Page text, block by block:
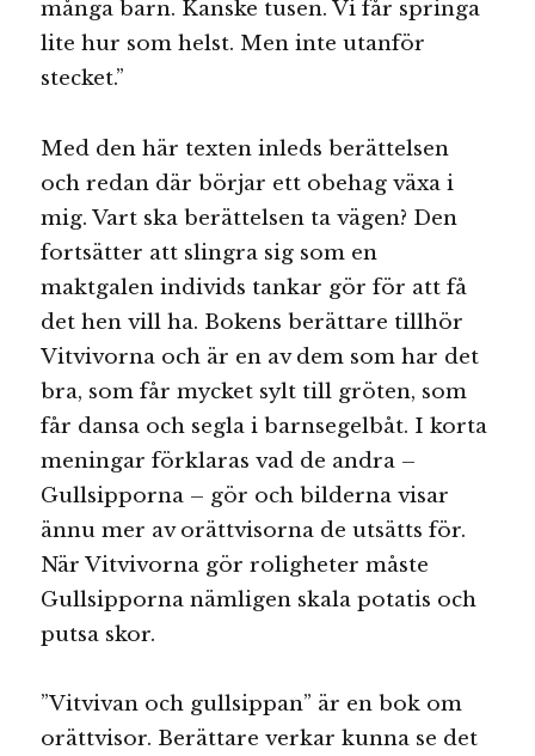
många barn. Kanske tusen. Vi får springa
lite hur som helst. Men inte utanför
stecket.”
Med den här texten inleds berättelsen
och redan där börjar ett obehag växa i
mig. Vart ska berättelsen ta vägen? Den
fortsätter att slingra sig som en
maktgalen individs tankar gör för att få
det hen vill ha. Bokens berättare tillhör
Vitvivorna och är en av dem som har det
bra, som får mycket sylt till gröten, som
får dansa och segla i barnsegelbåt. I korta
meningar förklaras vad de andra –
Gullsipporna – gör och bilderna visar
ännu mer av orättvisorna de utsätts för.
När Vitvivorna gör roligheter måste
Gullsipporna nämligen skala potatis och
putsa skor.
”Vitvivan och gullsippan” är en bok om
orättvisor. Berättare verkar kunna se det